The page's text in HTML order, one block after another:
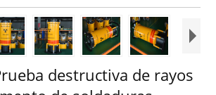
destructiva de rayos